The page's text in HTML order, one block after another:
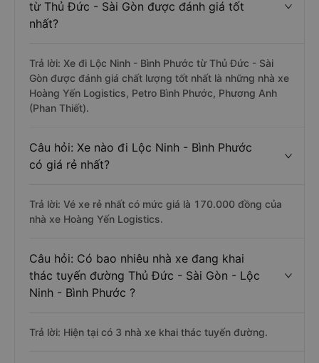
từ Thủ Đức - Sài Gòn được đánh giá tốt
nhất?
Trả lời: Xe đi Lộc Ninh - Bình Phước từ Thủ Đức - Sài
Gòn được đánh giá chất lượng tốt nhất là những nhà xe
Hoàng Yến Logistics, Petro Bình Phước, Phương Anh
(Phan Thiết).
Câu hỏi: Xe nào đi Lộc Ninh - Bình Phước
có giá rẻ nhất?
Trả lời: Vé xe rẻ nhất có mức giá là 170.000 đồng của
nhà xe Hoàng Yến Logistics.
Câu hỏi: Có bao nhiêu nhà xe đang khai
thác tuyến đường Thủ Đức - Sài Gòn - Lộc
Ninh - Bình Phước ?
Trả lời: Hiện tại có 3 nhà xe khai thác tuyến đường.